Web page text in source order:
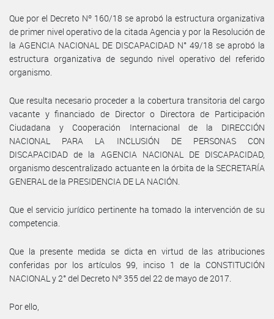
Que por el Decreto Nº 160/18 se aprobó la estructura organizativa
de primer nivel operativo de la citada Agencia y por la Resolución de
la AGENCIA NACIONAL DE DISCAPACIDAD N° 49/18 se aprobó la
estructura organizativa de segundo nivel operativo del referido
organismo.
Que resulta necesario proceder a la cobertura transitoria del cargo
vacante y financiado de Director o Directora de Participación
Ciudadana y Cooperación Internacional de la DIRECCIÓN
NACIONAL PARA LA INCLUSIÓN DE PERSONAS CON
DISCAPACIDAD de la AGENCIA NACIONAL DE DISCAPACIDAD,
organismo descentralizado actuante en la órbita de la SECRETARÍA
GENERAL de la PRESIDENCIA DE LA NACIÓN.
Que el servicio jurídico pertinente ha tomado la intervención de su
competencia.
Que la presente medida se dicta en virtud de las atribuciones
conferidas por los artículos 99, inciso 1 de la CONSTITUCIÓN
NACIONAL y 2° del Decreto Nº 355 del 22 de mayo de 2017.
Por ello,